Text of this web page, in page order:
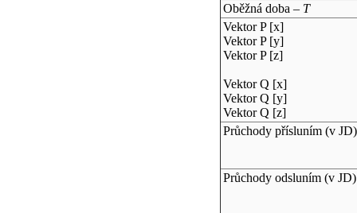
Oběžná doba – T
Vektor P [x]
Vektor P [y]
Vektor P [z]
Vektor Q [x]
Vektor Q [y]
Vektor Q [z]
Průchody přísluním (v JD)
Průchody odsluním (v JD)